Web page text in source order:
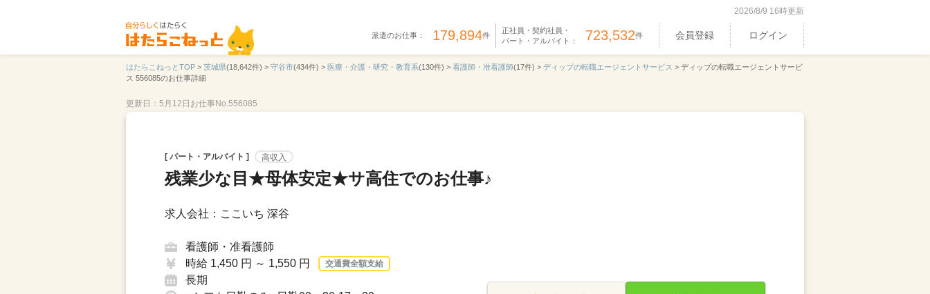
2026/8/9 16時更新
派遣のお仕事： 179,894件
正社員・契約社員・
パート・アルバイト： 723,532件 会員登録 ログイン
はたらこねっとTOP > 茨城県(18,642件) > 守谷市(434件) > 医療・介護・研究・教育系(130件) > 看護師・准看護師(17件) > ディップの転職エージェントサービス > ディップの転職エージェントサービ
ス 556085のお仕事詳細
更新日：5月12日 お仕事No.556085
[ パート・アルバイト ] 高収入
残業少な目★母体安定★サ高住でのお仕事♪
求人会社：ここいち 深谷
看護師・准看護師
時給 1,450 円 ～ 1,550 円
交通費全額支給
長期